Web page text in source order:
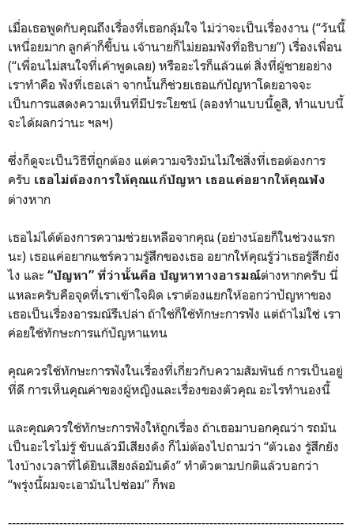
เมื่อเธอพูดกับคุณถึงเรื่องที่เธอกลุ้มใจ ไม่ว่าจะเป็นเรื่องงาน (“วันนี้
เหนื่อยมาก ลูกค้าก็ขี้บ่น เจ้านายก็ไม่ยอมฟังที่อธิบาย”) เรื่องเพื่อน
(“เพื่อนไม่สนใจที่เค้าพูดเลย) หรืออะไรก็แล้วแต่ สิ่งที่ผู้ชายอย่าง
เราทำคือ ฟังที่เธอเล่า จากนั้นก็ช่วยเธอแก้ปัญหาโดยอาจจะ
เป็นการแสดงความเห็นที่มีประโยชน์ (ลองทำแบบนี้ดูสิ, ทำแบบนี้
จะได้ผลกว่านะ ฯลฯ)
ซึ่งก็ดูจะเป็นวิธีที่ถูกต้อง แต่ความจริงมันไม่ใช่สิ่งที่เธอต้องการ
ครับ เธอไม่ต้องการให้คุณแก้ปัญหา เธอแค่อยากให้คุณฟัง
ต่างหาก
เธอไม่ได้ต้องการความช่วยเหลือจากคุณ (อย่างน้อยก็ในช่วงแรก
นะ) เธอแค่อยากแชร์ความรู้สึกของเธอ อยากให้คุณรู้ว่าเธอรู้สึกยัง
ไง และ “ปัญหา” ที่ว่านั้นคือ ปัญหาทางอารมณ์ต่างหากครับ นี่
แหละครับคือจุดที่เราเข้าใจผิด เราต้องแยกให้ออกว่าปัญหาของ
เธอเป็นเรื่องอารมณ์รึเปล่า ถ้าใช่ก็ใช้ทักษะการฟัง แต่ถ้าไม่ใช่ เรา
ค่อยใช้ทักษะการแก้ปัญหาแทน
คุณควรใช้ทักษะการฟังในเรื่องที่เกี่ยวกับความสัมพันธ์ การเป็นอยู่
ที่ดี การเห็นคุณค่าของผู้หญิงและเรื่องของตัวคุณ อะไรทำนองนี้
และคุณควรใช้ทักษะการฟังให้ถูกเรื่อง ถ้าเธอมาบอกคุณว่า รถมัน
เป็นอะไรไม่รู้ ขับแล้วมีเสียงดัง ก็ไม่ต้องไปถามว่า “ตัวเอง รู้สึกยัง
ไงบ้างเวลาที่ได้ยินเสียงล้อมันดัง” ทำตัวตามปกติแล้วบอกว่า
“พรุ่งนี้ผมจะเอามันไปซ่อม” ก็พอ
-------------------------------------------------------------------------------------